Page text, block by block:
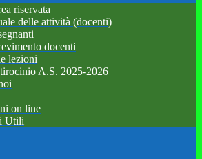
riservata
delle attività (docenti)
docenti
lezioni
A.S. 2025-2026
on line
Utili